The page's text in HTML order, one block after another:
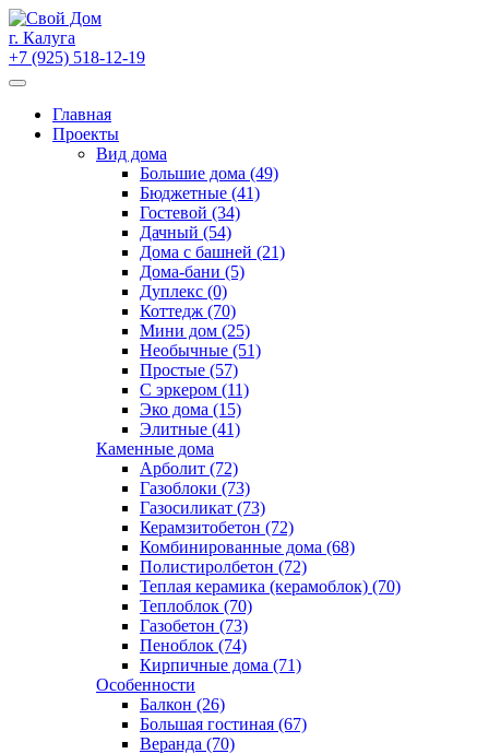
Skip
to
content
г. Калуга
+7 (925) 518-12-19
Главная
Проекты
Вид дома
Большие дома (49)
Бюджетные (41)
Гостевой (34)
Дачный (54)
Дома с башней (21)
Дома-бани (5)
Дуплекс (0)
Коттедж (70)
Мини дом (25)
Необычные (51)
Простые (57)
С эркером (11)
Эко дома (15)
Элитные (41)
Каменные дома
Арболит (72)
Газоблоки (73)
Газосиликат (73)
Керамзитобетон (72)
Комбинированные дома (68)
Полистиролбетон (72)
Теплая керамика (керамоблок) (70)
Теплоблок (70)
Газобетон (73)
Пеноблок (74)
Кирпичные дома (71)
Особенности
Балкон (26)
Большая гостиная (67)
Веранда (70)